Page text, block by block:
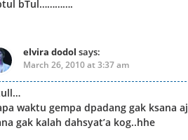
bTul………….
elvira dodol says:
March 26, 2010 at 3:37 am
waktu gempa dpadang gak ksana
gak kalah dahsyat’a kog..hhe